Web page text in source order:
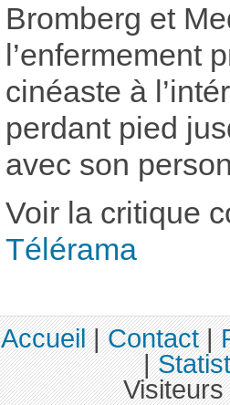
Bromberg et
l’enfermement
cinéaste à
perdant pied
avec son
Voir la critique
Télérama
Accueil|Contact|
|